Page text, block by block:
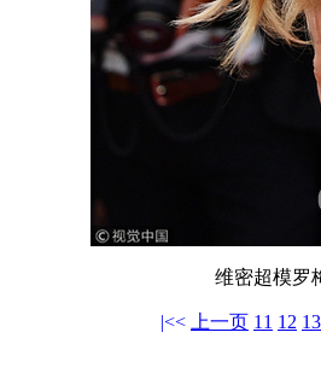
维密超模罗
|<< 上一页 11 12 13